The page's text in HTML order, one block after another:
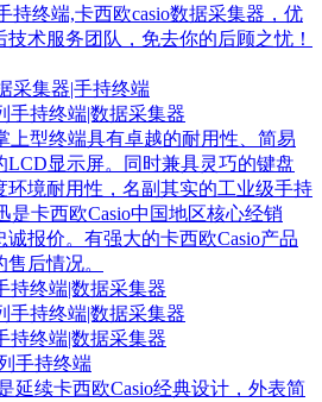
持终端,卡西欧casio数据采集器，优
技术服务团队，免去你的后顾之忧！
采集器|手持终端
上型终端具有卓越的耐用性、简易
LCD显示屏。同时兼具灵巧的键盘
环境耐用性，名副其实的工业级手持
是卡西欧Casio中国地区核心经销
报价。有强大的卡西欧Casio产品
后情况。
持终端|数据采集器
持终端|数据采集器
延续卡西欧Casio经典设计，外表简